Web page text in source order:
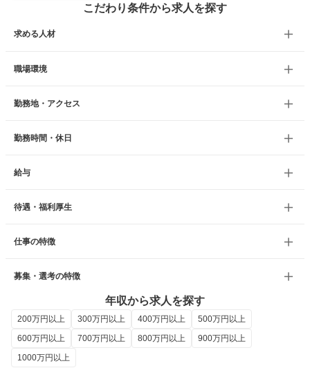
こだわり条件から求人を探す
求める人材
職場環境
勤務地・アクセス
勤務時間・休日
給与
待遇・福利厚生
仕事の特徴
募集・選考の特徴
年収から求人を探す
200万円以上 300万円以上 400万円以上
500万円以上
600万円以上
700万円以上 800万円以上
900万円以上
1000万円以上